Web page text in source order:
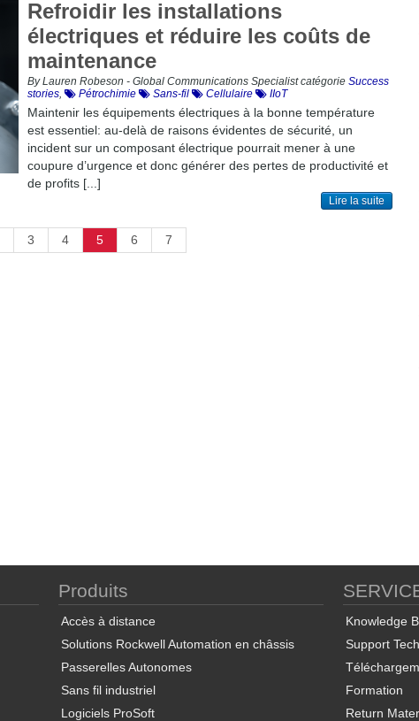
Refroidir les installations
électriques et réduire les coûts de
maintenance
By Lauren Robeson - Global Communications Specialist catégorie Success
stories, Pétrochimie Sans-fil Cellulaire IIoT
Maintenir les équipements électriques à la bonne température
est essentiel: au-delà de raisons évidentes de sécurité, un
incident sur un composant électrique pourrait mener à une
coupure d’urgence et donc générer des pertes de productivité et
de profits [...]
Lire la suite
3 4 5 6 7
Produits
Accès à distance
Solutions Rockwell Automation en châssis
Passerelles Autonomes
Sans fil industriel
Logiciels ProSoft
Knowledge
Support
Formation
Return